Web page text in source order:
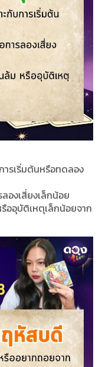
ารเริ่มต้นหรือทดลอง
องเสี่ยงเล็กน้อย
ออุบัติเหตุเล็กน้อยจาก